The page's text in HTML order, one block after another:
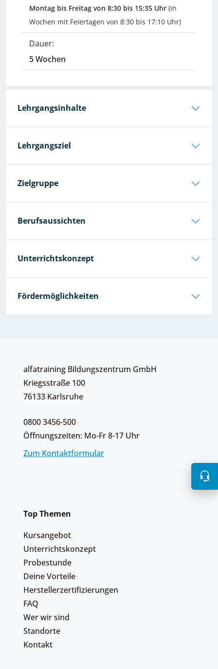
Montag bis Freitag von 8:30 bis 15:35 Uhr (in
Wochen mit Feiertagen von 8:30 bis 17:10 Uhr)
Dauer:
5 Wochen
Lehrgangsinhalte
Lehrgangsziel
Zielgruppe
Berufsaussichten
Unterrichtskonzept
Fördermöglichkeiten
alfatraining Bildungszentrum GmbH
Kriegsstraße 100
76133 Karlsruhe
0800 3456-500
Öffnungszeiten: Mo-Fr 8-17 Uhr
Zum Kontaktformular
Top Themen
Kursangebot
Unterrichtskonzept
Probestunde
Deine Vorteile
Herstellerzertifizierungen
FAQ
Wer wir sind
Standorte
Kontakt